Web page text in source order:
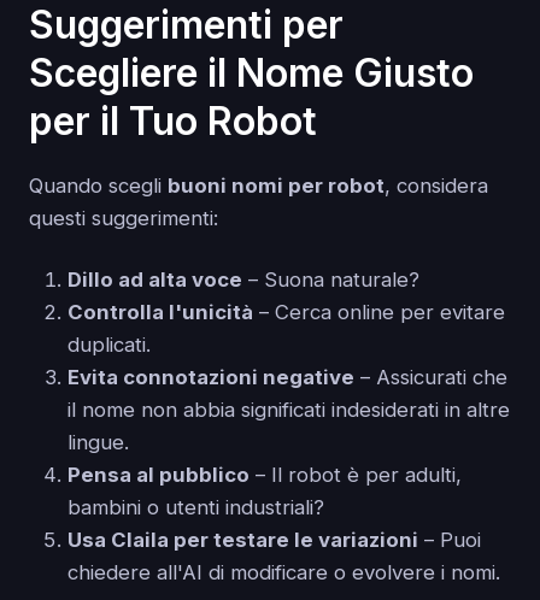
Suggerimenti per
Scegliere il Nome Giusto
per il Tuo Robot
Quando scegli buoni nomi per robot, considera
questi suggerimenti:
Dillo ad alta voce – Suona naturale?
Controlla l'unicità – Cerca online per evitare
duplicati.
Evita connotazioni negative – Assicurati che
il nome non abbia significati indesiderati in altre
lingue.
Pensa al pubblico – Il robot è per adulti,
bambini o utenti industriali?
Usa Claila per testare le variazioni – Puoi
chiedere all'AI di modificare o evolvere i nomi.